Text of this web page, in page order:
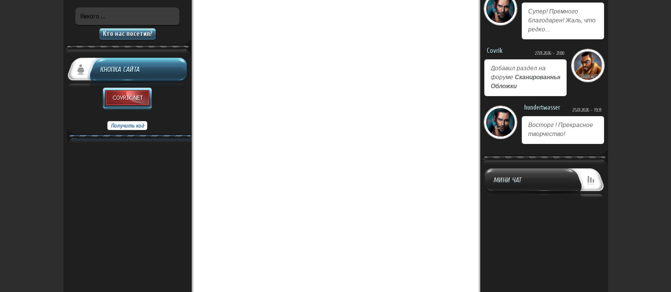
Никого ...
Кто нас посетил?
КНОПКА САЙТА
Супер! Премного
благодарен! Жаль, что
редко...
Covrik 27.01.2026 - 21:00
Добавил раздел на
форуме Сканированные
Обложки
hundertwasser 25.01.2026 - 19:31
Восторг ! Прекрасное
творчество!
МИНИ ЧАТ